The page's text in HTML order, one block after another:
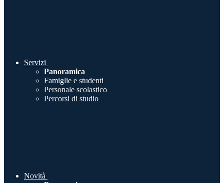
Servizi
Panoramica
Famiglie e studenti
Personale scolastico
Percorsi di studio
Novità